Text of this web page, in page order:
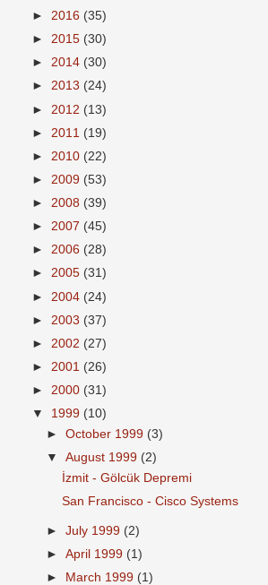
► 2016 (35)
► 2015 (30)
► 2014 (30)
► 2013 (24)
► 2012 (13)
► 2011 (19)
► 2010 (22)
► 2009 (53)
► 2008 (39)
► 2007 (45)
► 2006 (28)
► 2005 (31)
► 2004 (24)
► 2003 (37)
► 2002 (27)
► 2001 (26)
► 2000 (31)
▼ 1999 (10)
►October 1999 (3)
▼August 1999 (2)
İzmit - Gölcük Depremi
San Francisco - Cisco Systems
►July 1999 (2)
►April 1999 (1)
►
March 1999 (1)